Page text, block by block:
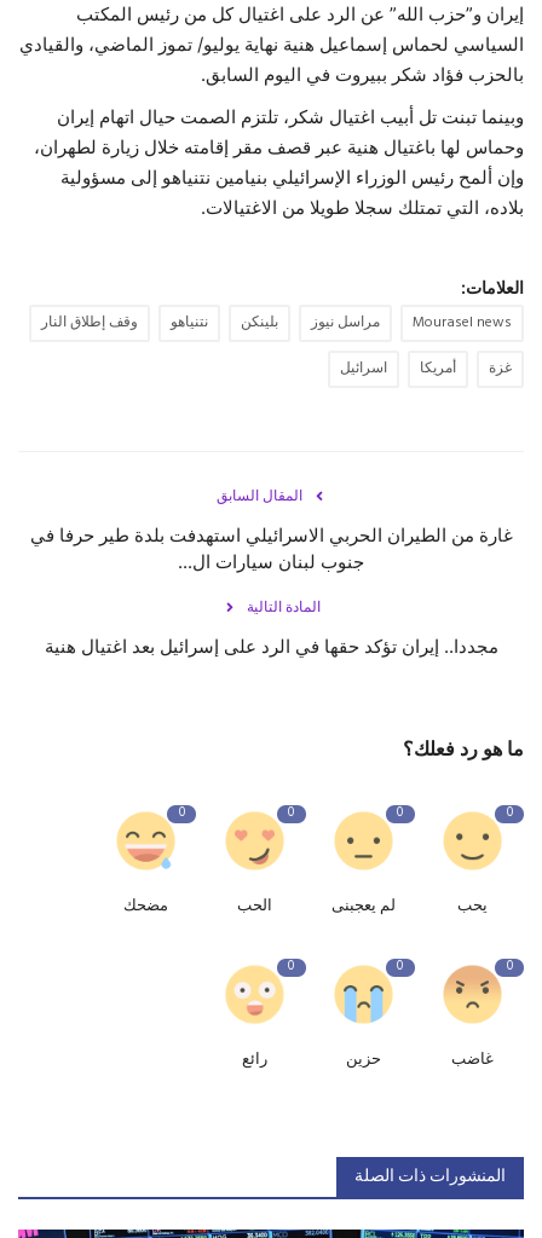
إيران و”حزب الله” عن الرد على اغتيال كل من رئيس المكتب
السياسي لحماس إسماعيل هنية نهاية يوليو/ تموز الماضي، والقيادي
بالحزب فؤاد شكر ببيروت في اليوم السابق.
وبينما تبنت تل أبيب اغتيال شكر، تلتزم الصمت حيال اتهام إيران
وحماس لها باغتيال هنية عبر قصف مقر إقامته خلال زيارة لطهران،
وإن ألمح رئيس الوزراء الإسرائيلي بنيامين نتنياهو إلى مسؤولية
بلاده، التي تمتلك سجلا طويلا من الاغتيالات.
العلامات:
Mourasel news مراسل نيوز بلينكن نتنياهو
وقف إطلاق النار
غزة
أمريكا اسرائيل
المقال السابق
غارة من الطيران الحربي الاسرائيلي استهدفت بلدة طير حرفا في
جنوب لبنان سيارات ال...
المادة التالية
مجددا.. إيران تؤكد حقها في الرد على إسرائيل بعد اغتيال هنية
ما هو رد فعلك؟
0
يحب
0
لم يعجبنى
0
الحب
0
مضحك
0
غاضب
0
حزين
0
رائع
المنشورات ذات الصلة